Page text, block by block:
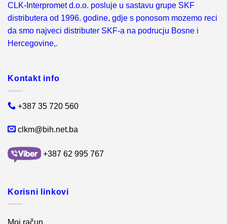
CLK-Interpromet d.o.o. posluje u sastavu grupe SKF
distributera od 1996. godine, gdje s ponosom mozemo reci
da smo najveci distributer SKF-a na podrucju Bosne i
Hercegovine,.
Kontakt info
+387 35 720 560
clkm@bih.net.ba
+387 62 995 767
Korisni linkovi